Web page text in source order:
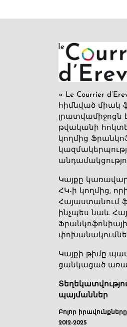
« Le Courrier
հիմնված միակ
լրատվամիջոցն
թվականի
կողմից
Կայքը
ՀԿ-ի կողմից,
Հայաստանում
ինչպես նաև
Կայքի թիմը
ցանկացած
պայմաններ
Բոլոր
2012-2025